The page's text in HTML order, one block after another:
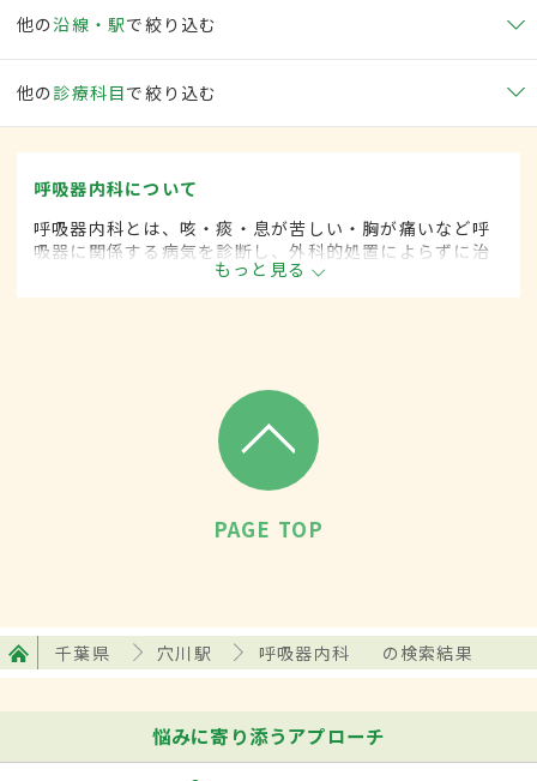
他の沿線・駅で絞り込む
他の 診療科目で絞り込む
呼吸器内科について
呼吸器内科とは、咳・痰・息が苦しい・胸が痛いなど呼
吸器に関係する病気を診断し、外科的処置によらずに治
療する内科の一領域です。平成20年4月の制度改正前
は、呼吸器科と呼ばれていました。
もっと見る
PAGE TOP
千葉県 穴川駅 呼吸器内科 の検索結果
悩みに寄り添うアプローチ